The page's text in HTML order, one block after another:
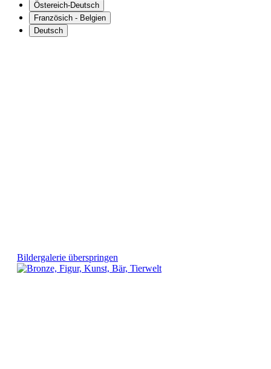
Östereich-Deutsch
Französich - Belgien
Deutsch
Bildergalerie überspringen